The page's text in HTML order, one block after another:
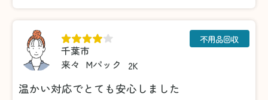
千葉市
来々 Mパック 2K
不用品回収
温かい対応でとても安心しました